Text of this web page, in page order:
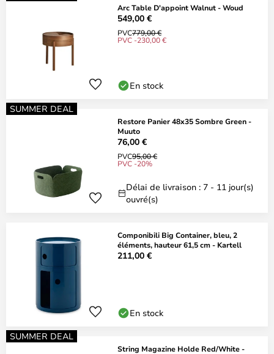
Arc Table D'appoint Walnut - Woud
549,00 €
PVC779,00 €
PVC -230,00 €
En stock
SUMMER DEAL
Restore Panier 48x35 Sombre Green -
Muuto
76,00 €
PVC95,00 €
PVC -20%
Délai de livraison : 7 - 11 jour(s)
ouvré(s)
Componibili Big Container, bleu, 2
éléments, hauteur 61,5 cm - Kartell
211,00 €
En stock
SUMMER DEAL
String Magazine Holde Red/White -